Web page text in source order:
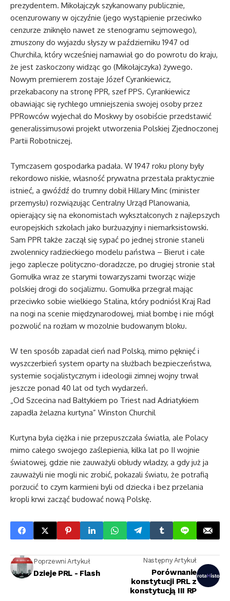
prezydentem. Mikołajczyk szykanowany publicznie,
ocenzurowany w ojczyźnie (jego wystąpienie przeciwko
cenzurze zniknęło nawet ze stenogramu sejmowego),
zmuszony do wyjazdu słyszy w październiku 1947 od
Churchila, który wcześniej namawiał go do powrotu do kraju,
że jest zaskoczony widząc go (Mikołajczyka) żywego.
Nowym premierem zostaje Józef Cyrankiewicz,
przekabacony na stronę PPR, szef PPS. Cyrankiewicz
obawiając się rychłego umniejszenia swojej osoby przez
PPRowców wyjechał do Moskwy by osobiście przedstawić
generalissimusowi projekt utworzenia Polskiej Zjednoczonej
Partii Robotniczej.
Tymczasem gospodarka padała. W 1947 roku plony były
rekordowo niskie, własność prywatna przestała praktycznie
istnieć, a gwóźdź do trumny dobił Hillary Minc (minister
przemysłu) rozwiązując Centralny Urząd Planowania,
opierający się na ekonomistach wykształconych z najlepszych
europejskich szkołach jako burżuazyjny i niemarksistowski.
Sam PPR także zaczął się sypać po jednej stronie staneli
zwolennicy radzieckiego modelu państwa – Bierut i całe
jego zaplecze polityczno-doradzcze, po drugiej stronie stał
Gomułka wraz ze starymi towarzyszami tworząc wizje
polskiej drogi do socjalizmu. Gomułka przegrał mając
przeciwko sobie wielkiego Stalina, który podniósł Kraj Rad
na nogi na scenie międzynarodowej, miał bombę i nie mógł
pozwolić na rozłam w mozolnie budowanym bloku.
W ten sposób zapadał cień nad Polską, mimo pęknięć i
wyszczerbień system oparty na służbach bezpieczeństwa,
systemie socjalistycznym i ideologii zimnej wojny trwał
jeszcze ponad 40 lat od tych wydarzeń.
„Od Szcecina nad Bałtykiem po Triest nad Adriatykiem
zapadła żelazna kurtyna” Winston Churchil
Kurtyna była ciężka i nie przepuszczała światła, ale Polacy
mimo całego swojego zaślepienia, kilka lat po II wojnie
światowej, gdzie nie zauważyli obłudy władzy, a gdy już ja
zauważyli nie mogli nic zrobić, pokazali światu, że potrafią
porzucić to czym karmieni byli od dziecka i bez przelania
kropli krwi zacząć budować nową Polskę.
Poprzewni Artykuł
Dzieje PRL - Flash
Następny Artykuł
Porównanie
konstytucji PRL z
konstytucją III RP